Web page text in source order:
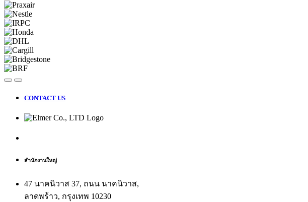
CONTACT US
สำนักงานใหญ่
47 นาคนิวาส 37, ถนน นาคนิวาส,
ลาดพร้าว, กรุงเทพ 10230